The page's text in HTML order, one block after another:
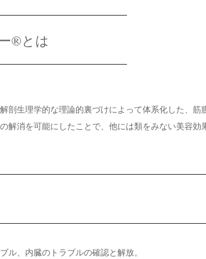
®とは
剖生理学的な理論的裏づけによって体系化した、
解消を可能にしたことで、他には類をみない美容効
ル、内臓のトラブルの確認と解放。